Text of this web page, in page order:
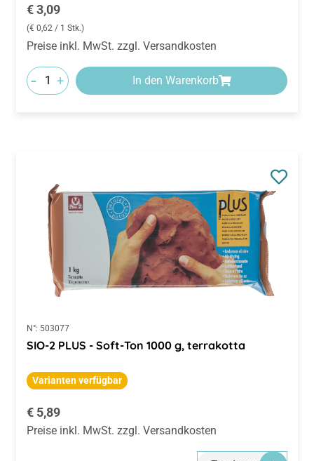
Regulärer Preis:
€ 3,09
(€ 0,62 / 1 Stk.)
Preise inkl. MwSt. zzgl. Versandkosten
- + In den Warenkorb
N°: 503077
SIO-2 PLUS - Soft-Ton 1000 g, terrakotta
Varianten verfügbar
Regulärer Preis:
€ 5,89
Preise inkl. MwSt. zzgl. Versandkosten